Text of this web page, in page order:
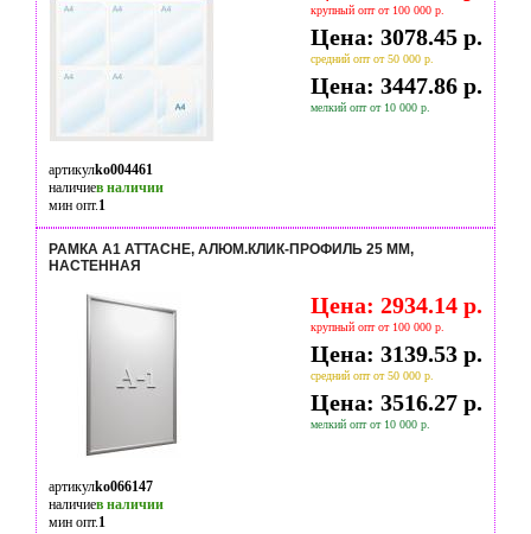
крупный опт от 100 000 р.
Цена: 3078.45 р.
средний опт от 50 000 р.
Цена: 3447.86 р.
мелкий опт от 10 000 р.
артикулko004461
наличиев наличии
мин опт.1
РАМКА А1 ATTACHE, АЛЮМ.КЛИК-ПРОФИЛЬ 25 ММ,
НАСТЕННАЯ
Цена: 2934.14 р.
крупный опт от 100 000 р.
Цена: 3139.53 р.
средний опт от 50 000 р.
Цена: 3516.27 р.
мелкий опт от 10 000 р.
артикулko066147
наличиев наличии
мин опт.1